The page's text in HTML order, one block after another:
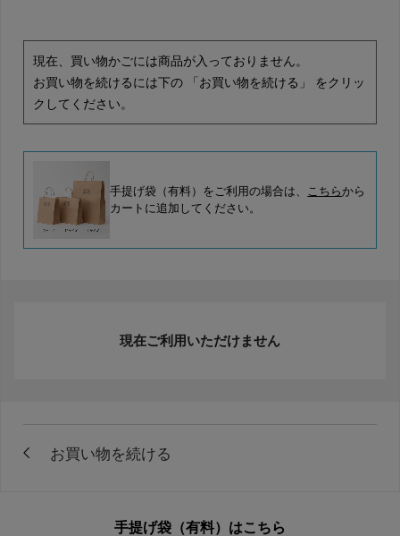
現在、買い物かごには商品が入っておりません。
お買い物を続けるには下の 「お買い物を続ける」 をクリッ
クしてください。
手提げ袋（有料）をご利用の場合は、 こちらから
カートに追加してください。
現在ご利用いただけません
手提げ袋（有料）はこちら